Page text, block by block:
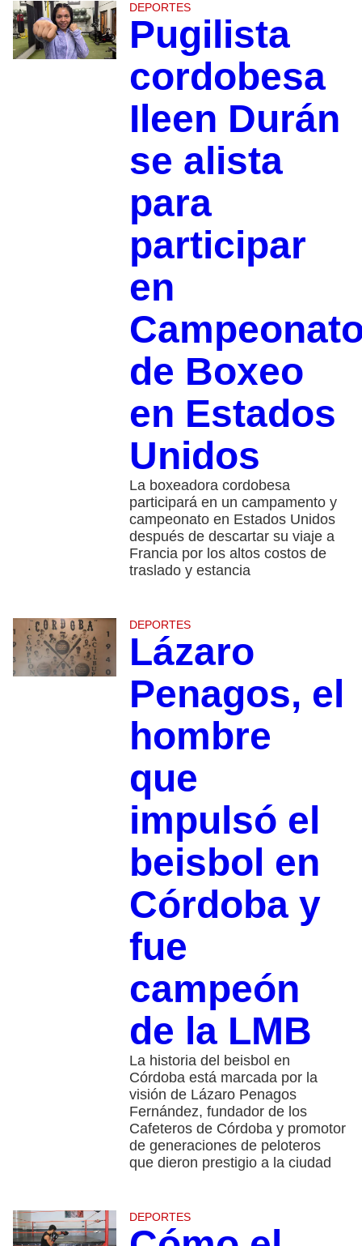
DEPORTES
Pugilista
cordobesa
Ileen Durán
se alista
para
participar
en
de Boxeo
en Estados
Unidos
La boxeadora cordobesa
participará en un campamento y
campeonato en Estados Unidos
después de descartar su viaje a
Francia por los altos costos de
traslado y estancia
DEPORTES
Lázaro
Penagos, el
hombre
que
impulsó el
beisbol en
Córdoba y
fue
campeón
de la LMB
La historia del beisbol en
Córdoba está marcada por la
visión de Lázaro Penagos
Fernández, fundador de los
Cafeteros de Córdoba y promotor
de generaciones de peloteros
que dieron prestigio a la ciudad
DEPORTES